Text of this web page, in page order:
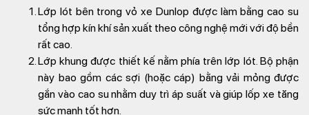
Lớp lót bên trong vỏ xe Dunlop được làm bằng cao su
tổng hợp kín khí sản xuất theo công nghệ mới với độ bền
rất cao.
Lớp khung được thiết kế nằm phía trên lớp lót. Bộ phận
này bao gồm các sợi (hoặc cáp) bằng vải mỏng được
gắn vào cao su nhằm duy trì áp suất và giúp lốp xe tăng
sức mạnh tốt hơn.